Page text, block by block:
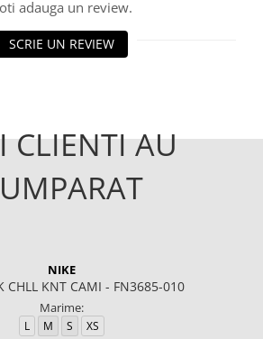
adauga un review.
SCRIE UN REVIEW
CLIENTI AU
NIKE
CHLL KNT CAMI - FN3685-010
Marime:
L M S XS